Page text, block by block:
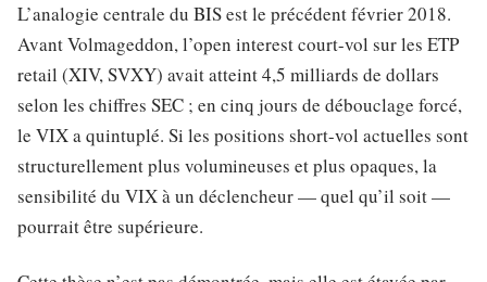
L’analogie centrale du BIS est le précédent février 2018.
Avant Volmageddon, l’open interest court-vol sur les ETP
retail (XIV, SVXY) avait atteint 4,5 milliards de dollars
selon les chiffres SEC ; en cinq jours de débouclage forcé,
le VIX a quintuplé. Si les positions short-vol actuelles sont
structurellement plus volumineuses et plus opaques, la
sensibilité du VIX à un déclencheur — quel qu’il soit —
pourrait être supérieure.